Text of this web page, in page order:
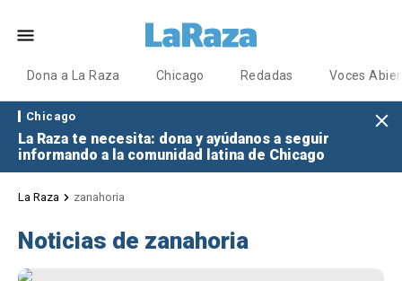
Dona a La Raza Chicago Redadas Voces
Chicago
La Raza te necesita: dona y ayúdanos a seguir
informando a la comunidad latina de Chicago
La Raza zanahoria
Noticias de zanahoria